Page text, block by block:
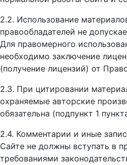
2.2. Использование
правообладателей не
Для правомерного
необходимо заключение
(получение лицензий) от
2.3. При цитировании
охраняемые авторские
обязательна (подпункт 1
2.4. Комментарии и иные
Сайте не должны вступать в
требованиями